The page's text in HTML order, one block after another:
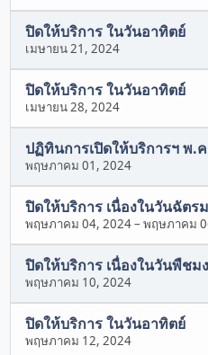
ปิดให้บริการ ในวันอาทิตย์
เมษายน 21, 2024
ปิดให้บริการ ในวันอาทิตย์
เมษายน 28, 2024
ปฏิทินการเปิดให้บริการฯ พ.
พฤษภาคม 01, 2024
ปิดให้บริการ เนื่องในวันฉัตร
พฤษภาคม 04, 2024–พฤษภาคม
ปิดให้บริการ เนื่องในวันพืชม
พฤษภาคม 10, 2024
ปิดให้บริการ ในวันอาทิตย์
พฤษภาคม 12, 2024